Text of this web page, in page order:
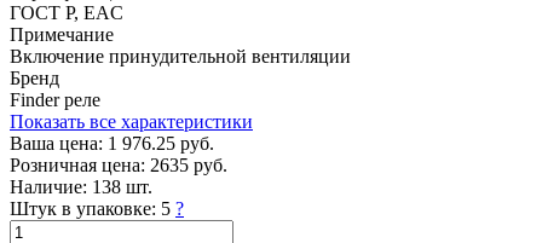
ГОСТ Р, EAC
Примечание
Включение принудительной вентиляции
Бренд
Finder реле
Показать все характеристики
Ваша цена: 1 976.25 руб.
Розничная цена: 2635 руб.
Наличие: 138 шт.
Штук в упаковке: 5 ?